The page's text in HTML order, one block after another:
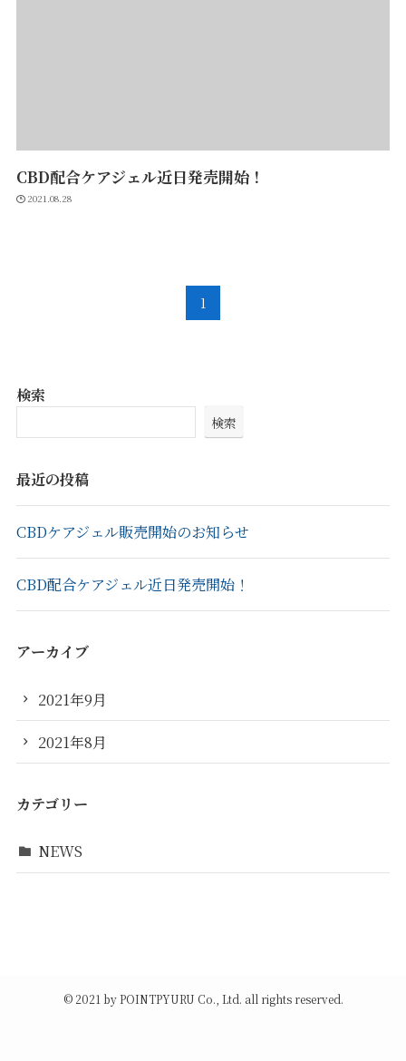
CBD配合ケアジェル近日発売開始！
2021.08.28
1
検索
検索
最近の投稿
CBDケアジェル販売開始のお知らせ
CBD配合ケアジェル近日発売開始！
アーカイブ
2021年9月
2021年8月
カテゴリー
NEWS
©2021 by POINTPYURU Co., Ltd. all rights reserved.